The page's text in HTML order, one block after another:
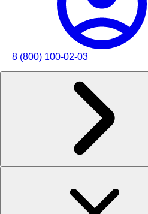
8 (800) 100-02-03